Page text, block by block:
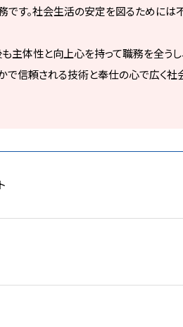
です。社会生活の安定を図るためには
主体性と向上心を持って職務を全うし
で信頼される技術と奉仕の心で広く社